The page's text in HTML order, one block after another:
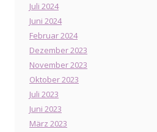
Juli 2024
Juni 2024
Februar 2024
Dezember 2023
November 2023
Oktober 2023
Juli 2023
Juni 2023
März 2023